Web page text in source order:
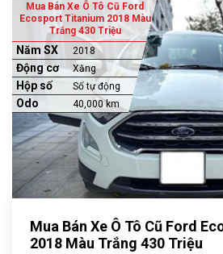
Mua Bán Xe Ô Tô Cũ Ford
Ecosport Titanium 2018 Màu
Trắng 430 Triệu
Năm SX 2018
Động cơ Xăng
Hộp số Số tự động
Odo 40,000 km
Mua Bán Xe Ô Tô Cũ Ford
2018 Màu Trắng 430 Triệu